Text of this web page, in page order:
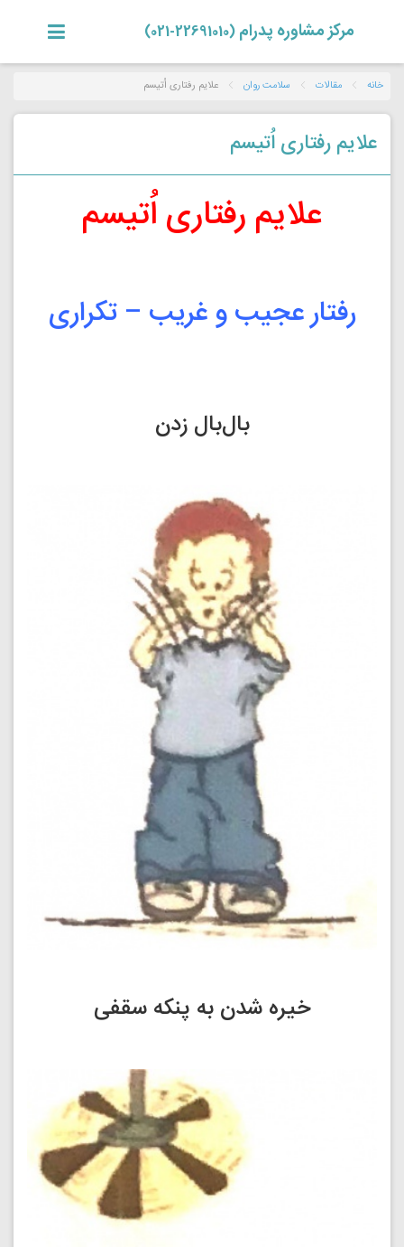
مرکز مشاوره پدرام (22691010-021)
خانه مقالات سلامت روان علایم رفتاری اُتیسم
علایم رفتاری اُتیسم
علایم رفتاری اُتیسم
رفتار عجیب و غریب – تکراری
بال‌بال زدن
خیره شدن به پنکه سقفی